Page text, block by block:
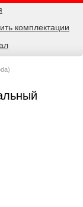
комплектации